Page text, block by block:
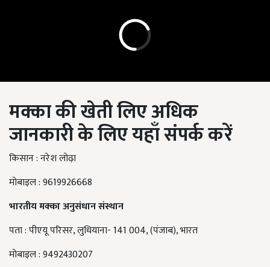
मक्काकीखेतीलिएअधिक
जानकारीकेलिएयहाँसंपर्ककरें
किसान : नरेश लोढ़ा
मोबाइल : 9619926668
भारतीय मक्का अनुसंधान संस्थान
पता : पीएयू परिसर, लुधियाना- 141 004, (पंजाब), भारत
मोबाइल : 9492430207